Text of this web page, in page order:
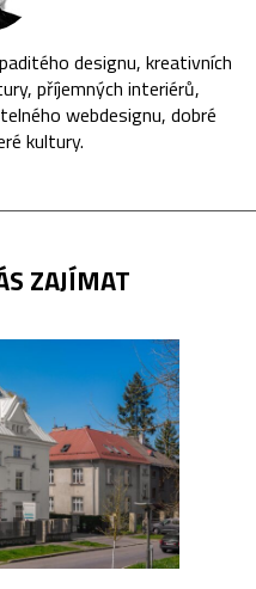
designu, kreativních
příjemných interiérů,
webdesignu, dobré
kultury.
ZAJÍMAT